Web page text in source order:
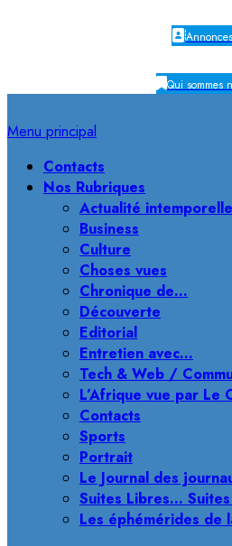
Annonces
Qui sommes
Menu principal
Contacts
Nos Rubriques
Actualité intemporelle
Business
Culture
Choses vues
Chronique de…
Découverte
Editorial
Entretien avec…
Tech & Web /
L’Afrique vue par Le
Contacts
Sports
Portrait
Le Journal des
Suites Libres…
Les éphémérides de